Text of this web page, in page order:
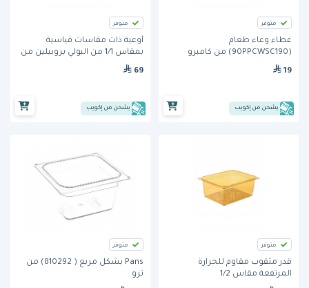
متوفر
غطاء وعاء طعام
(90PPCWSC190) من كامبرو
19
يشحن من إكويب
متوفر
أوعية ذات مقاسات قياسية
بمقاس 1/1 من البولي بروبيلين من
كامبرو
69
يشحن من إكويب
متوفر
قدر مثقوب مقاوم للحرارة
المرتفعة مقاس 1/2
متوفر
Pans بشكل مربع ( 810292) من
ترو